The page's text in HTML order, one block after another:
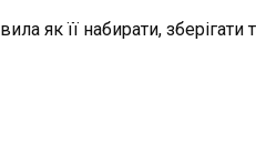
як її набирати, зберігати